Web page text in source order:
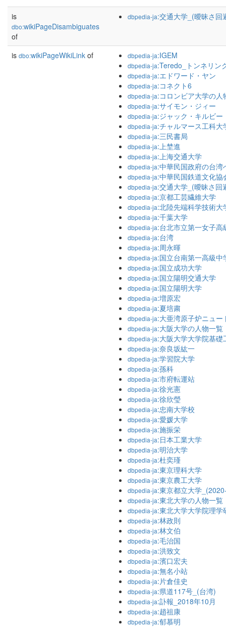
is
dbo:wikiPageDisambiguates
of
dbpedia-ja:交通大学_(曖昧さ回
is dbo:wikiPageWikiLink of dbpedia-ja:IGEM
dbpedia-ja:Teredo_トンネリン
dbpedia-ja:エドワード・ヤン
dbpedia-ja:コネクト6
dbpedia-ja:コロンビア大学の人
dbpedia-ja:サイモン・ジィー
dbpedia-ja:ジャック・キルビー
dbpedia-ja:チャルマース工科大
dbpedia-ja:三民書局
dbpedia-ja:上埜進
dbpedia-ja:上海交通大学
dbpedia-ja:中華民国政府の台湾
dbpedia-ja:中華民国鉄道文化協
dbpedia-ja:交通大学_(曖昧さ回
dbpedia-ja:京都工芸繊維大学
dbpedia-ja:北陸先端科学技術大
dbpedia-ja:千葉大学
dbpedia-ja:台北市立第一女子高
dbpedia-ja:台湾
dbpedia-ja:周永暉
dbpedia-ja:国立台南第一高級中
dbpedia-ja:国立成功大学
dbpedia-ja:国立陽明交通大学
dbpedia-ja:国立陽明大学
dbpedia-ja:増原宏
dbpedia-ja:夏培粛
dbpedia-ja:大亜湾原子炉ニュー
dbpedia-ja:大阪大学の人物一覧
dbpedia-ja:大阪大学大学院基
dbpedia-ja:奈良坂紘一
dbpedia-ja:学習院大学
dbpedia-ja:孫科
dbpedia-ja:市府転運站
dbpedia-ja:徐光憲
dbpedia-ja:徐欣瑩
dbpedia-ja:忠南大学校
dbpedia-ja:愛媛大学
dbpedia-ja:施振栄
dbpedia-ja:日本工業大学
dbpedia-ja:明治大学
dbpedia-ja:杜奕瑾
dbpedia-ja:東京理科大学
dbpedia-ja:東京農工大学
dbpedia-ja:東京都立大学
dbpedia-ja:東北大学の人物一覧
dbpedia-ja:東北大学大学院理学
dbpedia-ja:林政則
dbpedia-ja:林文伯
dbpedia-ja:毛治国
dbpedia-ja:洪致文
dbpedia-ja:濱口宏夫
dbpedia-ja:無名小站
dbpedia-ja:片倉佳史
dbpedia-ja:県道117号_(台湾)
dbpedia-ja:訃報_2018年10月
dbpedia-ja:趙祖康
dbpedia-ja:郁慕明